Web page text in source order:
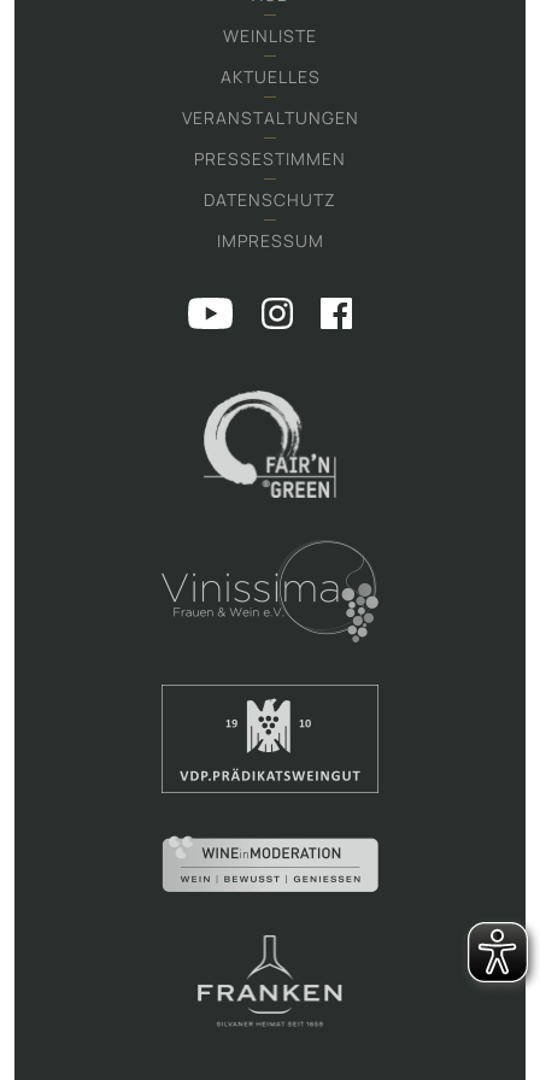
WEINLISTE
AKTUELLES
VERANSTALTUNGEN
PRESSESTIMMEN
DATENSCHUTZ
IMPRESSUM